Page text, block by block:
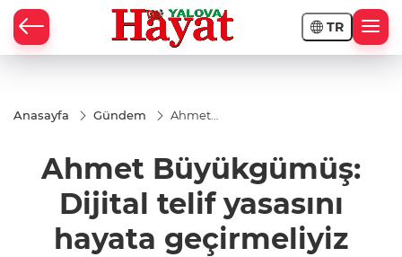
TR
Anasayfa Gündem
Ahmet
yasasını
hayata
geçirmeliyiz
Ahmet Büyükgümüş:
Dijital telif yasasını
hayata geçirmeliyiz